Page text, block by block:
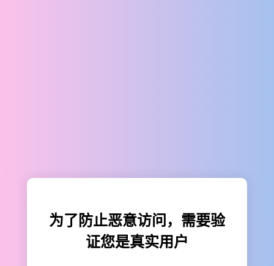
为了防止恶意访问，需要验
证您是真实用户